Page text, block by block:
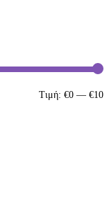
Τιμή: €0 — €10